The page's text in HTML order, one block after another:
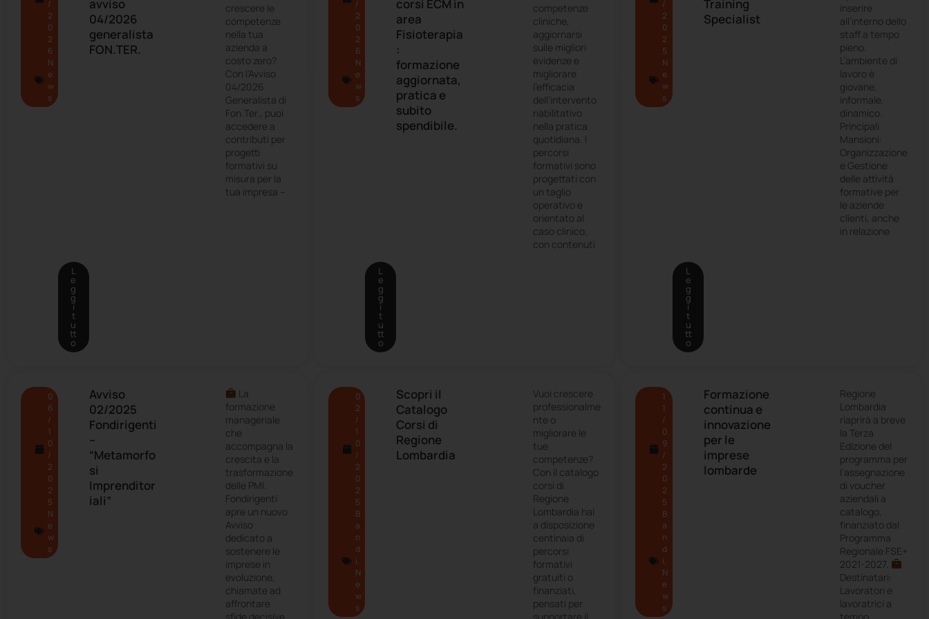
/
2
0
2
6
N
e
w
s
L
e
g
g
i
t
u
tt
o
avviso
04/2026
generalista
FON.TER.
crescere le
competenze
nella tua
azienda a
costo zero?
Con l’Avviso
04/2026
Generalista di
Fon.Ter., puoi
accedere a
contributi per
progetti
formativi su
misura per la
tua impresa –
/
2
0
2
6
N
e
w
s
L
e
g
g
i
t
u
tt
o
corsi ECM in
area
Fisioterapia
:
formazione
aggiornata,
pratica e
subito
spendibile.
competenze
cliniche,
aggiornarsi
sulle migliori
evidenze e
migliorare
l’efficacia
dell’intervento
riabilitativo
nella pratica
quotidiana. I
percorsi
formativi sono
progettati con
un taglio
operativo e
orientato al
caso clinico,
con contenuti
/
2
0
2
5
N
e
w
s
L
e
g
g
i
t
u
tt
o
Training
Specialist
inserire
all’interno dello
staff a tempo
pieno.
L’ambiente di
lavoro è
giovane,
informale,
dinamico.
Principali
Mansioni:
Organizzazione
e Gestione
delle attività
formative per
le aziende
clienti, anche
in relazione
0
6
/
1
0
/
2
0
2
5
N
e
w
s
Avviso
02/2025
Fondirigenti
–
“Metamorfo
si
Imprenditor
iali”
La
formazione
manageriale
che
accompagna la
crescita e la
trasformazione
delle PMI.
Fondirigenti
apre un nuovo
Avviso
dedicato a
sostenere le
imprese in
evoluzione,
chiamate ad
affrontare
0
2
/
1
0
/
2
0
2
5
B
a
n
d
i,
N
e
w
s
Scopri il
Catalogo
Corsi di
Regione
Lombardia
Vuoi crescere
professionalme
nte o
migliorare le
tue
competenze?
Con il catalogo
corsi di
Regione
Lombardia hai
a disposizione
centinaia di
percorsi
formativi
gratuiti o
finanziati,
pensati per
1
1
/
0
9
/
2
0
2
5
B
a
n
d
i,
N
e
w
s
Formazione
continua e
innovazione
per le
imprese
lombarde
Regione
Lombardia
riaprirà a breve
la Terza
Edizione del
programma per
l’assegnazione
di voucher
aziendali a
catalogo,
finanziato dal
Programma
Regionale FSE+
2021-2027.
Destinatari:
Lavoratori e
lavoratrici a